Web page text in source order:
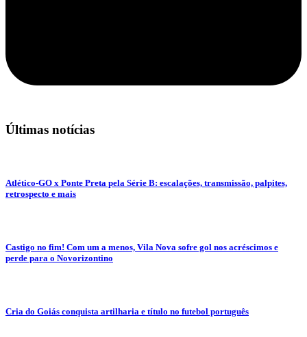
Últimas notícias
Atlético-GO x Ponte Preta pela Série B: escalações, transmissão, palpites,
retrospecto e mais
Castigo no fim! Com um a menos, Vila Nova sofre gol nos acréscimos e
perde para o Novorizontino
Cria do Goiás conquista artilharia e título no futebol português